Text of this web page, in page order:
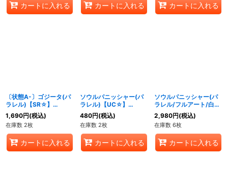
カートに入れる カートに入れる カートに入れる
〔状態A-〕ゴジータ(パ
ラレル)【SR☆】
{FB06-097}
1,690円(税込)
在庫数 2枚
カートに入れる
ソウルパニッシャー(パ
ラレル)【UC☆】
{FB05-116}
480円(税込)
在庫数 2枚
カートに入れる
ソウルパニッシャー(パ
ラレル/フルアート/白文
字)【UC☆】{FB05-
116}
2,980円(税込)
在庫数 6枚
カートに入れる